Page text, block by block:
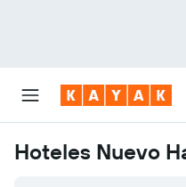
Hoteles Nuevo